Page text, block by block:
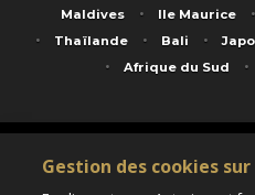
Maldives Ile Maurice
Thaïlande
Bali
Afrique du Sud
Service animé par Nautil Voyages - 22
au capital de 155 696 euros - RCS
Matricule Atout France IM075100020 -
Gestion des cookies